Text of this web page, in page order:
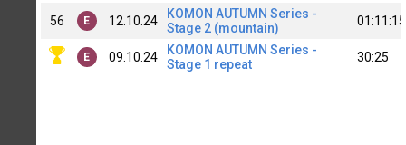
56 E 12.10.24
KOMON AUTUMN Series -
Stage 2 (mountain)
01:11:15
E 09.10.24
KOMON AUTUMN Series -
Stage 1 repeat
30:25